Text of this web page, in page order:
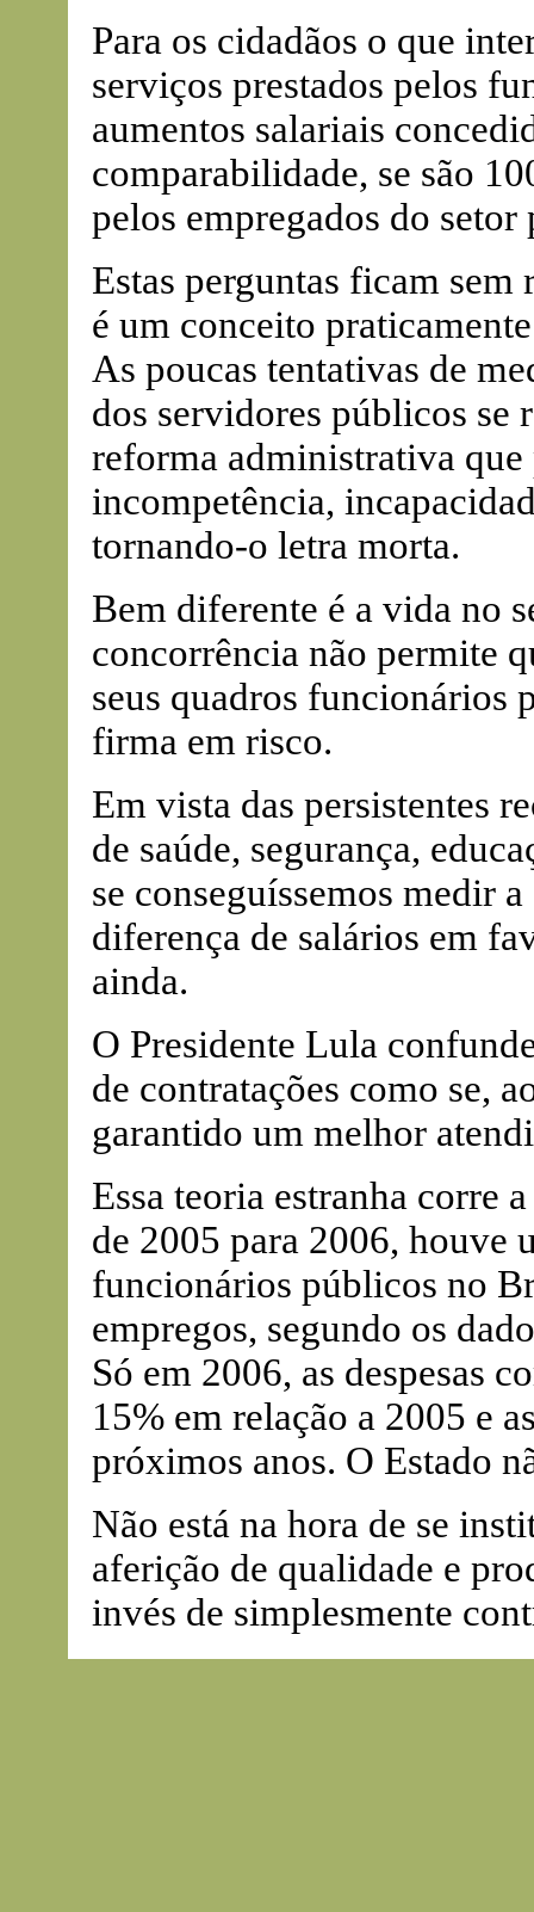
Para os cidadãos o que
serviços prestados pelos
aumentos salariais
comparabilidade, se são
pelos empregados do setor
Estas perguntas ficam
é um conceito
As poucas tentativas de
dos servidores públicos se
reforma administrativa
incompetência,
tornando-o letra morta.
Bem diferente é a vida no
concorrência não permite
seus quadros funcionários
firma em risco.
Em vista das persistentes
de saúde, segurança,
se conseguíssemos medir
diferença de salários em
ainda.
O Presidente Lula
de contratações como se,
garantido um melhor
Essa teoria estranha corre
de 2005 para 2006, houve
funcionários públicos no
empregos, segundo os
Só em 2006, as despesas
15% em relação a 2005 e
próximos anos. O Estado
Não está na hora de se
aferição de qualidade e
invés de simplesmente